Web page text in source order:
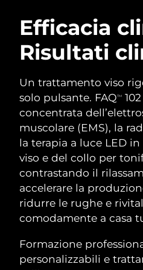
Efficacia
Risultati
Un trattamento viso
solo pulsante. FAQTM
concentrata
muscolare (EMS), la
la terapia a luce LED
viso e del collo per
contrastando il
accelerare la
ridurre le rughe e
comodamente a casa
Formazione
personalizzabili e
LUNA™ 4
Anti-aging
LUNA™ 4
Massage, LED
LUNA™ 4
BEAR™ 2
Microcurrent
BEAR™ 2
Microcurrent
BEAR™ 2
Idratazione
UFO™ 3
Deep facial
UFO™ 3
Near-infrared
device
issa™ 4
Hybrid silicone
Smart hybrid
TRATTAMENTI
Anti-age
Austria
Bahrein
Belgio
Bermuda
Bosnia ed
Erzegovina
Brunei
Bulgaria
Cile